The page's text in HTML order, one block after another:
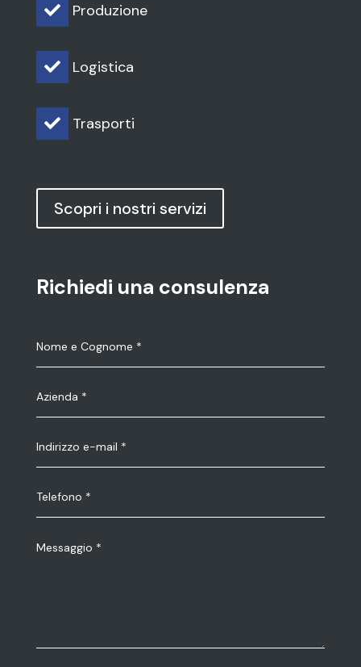
 Produzione
 Logistica
 Trasporti
Scopri i nostri servizi
Richiedi una consulenza